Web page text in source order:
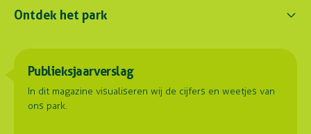
0172 - 256 256
contact@avifauna.nl
Parkadres
Hoorn 59
2404 HG Alphen aan den Rijn
Routebeschrijving
Parkregelement
Duurzaamheid
Samenwerkingen
Contact
Ontdek het park
Onze dieren
Plattegrond
Publieksjaarverslag
In dit magazine visualiseren wij de cijfers en weetjes van
ons park.